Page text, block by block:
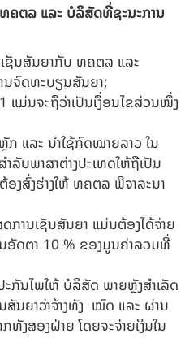
ທຄຕລ ແລະ ບໍລິສັດທີ່ຊະນະການ
ຊັນສັນຍາກັບ ທຄຕລ ແລະ
ຈົດທະບຽນສັນຍາ;
ແມ່ນຈະຖືວ່າເປັນເງື່ອນໄຂສ່ວນໜຶ່ງ
ກ ແລະ ນໍາໃຊ້ກົດໝາຍລາວ ໃນ
ລັບພາສາຕ່າງປະເທດໃຫ້ຖືເປັນ
ງສົ່ງຮ່າງໃຫ້ ທຄຕລ ພິຈາລະນາ
ການເຊັນສັນຍາ ແມ່ນຕ້ອງໄດ້ຈ່າຍ
ອັດຕາ 10 % ຂອງມູນຄ່າລວມທີ່
ກັນໄພໃຫ້ ບໍລິສັດ ພາຍຫຼັງສຳເລັດ
ສັນຍາວ່າຈ້າງທັງ ໝົດ ແລະ ຜ່ານ
ງສອງຝ່າຍ ໂດຍຈະຈ່າຍເງິນໃນ